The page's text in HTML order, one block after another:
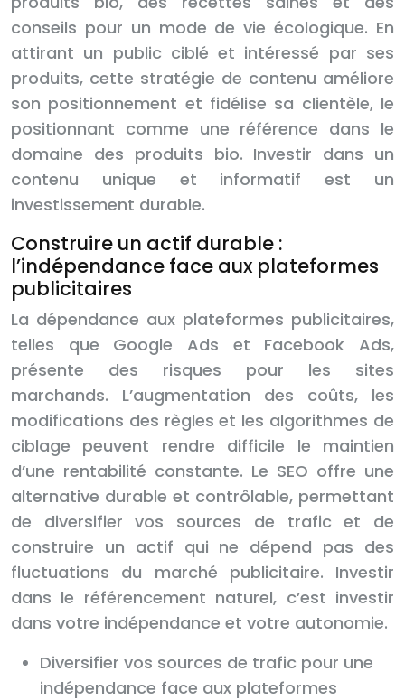
conseils pour un mode de vie écologique. En
attirant un public ciblé et intéressé par ses
produits, cette stratégie de contenu améliore
son positionnement et fidélise sa clientèle, le
positionnant comme une référence dans le
domaine des produits bio. Investir dans un
contenu unique et informatif est un
investissement durable.
Construire un actif durable :
l’indépendance face aux plateformes
publicitaires
La dépendance aux plateformes publicitaires,
telles que Google Ads et Facebook Ads,
présente des risques pour les sites
marchands. L’augmentation des coûts, les
modifications des règles et les algorithmes de
ciblage peuvent rendre difficile le maintien
d’une rentabilité constante. Le SEO offre une
alternative durable et contrôlable, permettant
de diversifier vos sources de trafic et de
construire un actif qui ne dépend pas des
fluctuations du marché publicitaire. Investir
dans le référencement naturel, c’est investir
dans votre indépendance et votre autonomie.
Diversifier vos sources de trafic pour une
indépendance face aux plateformes